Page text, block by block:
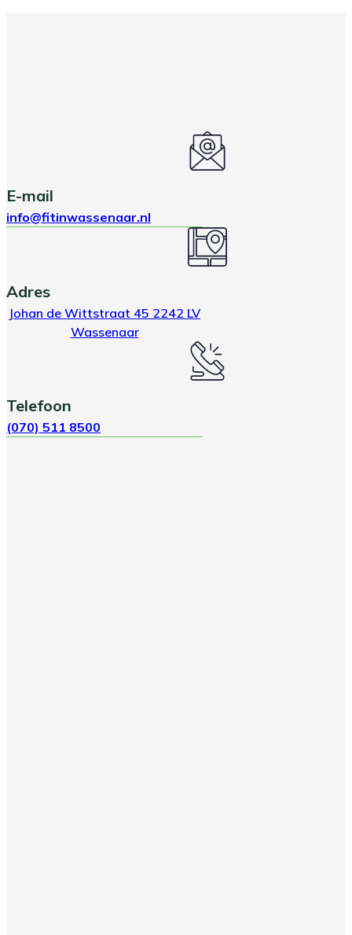
E-mail
info@fitinwassenaar.nl
Adres
Johan de Wittstraat 45 2242 LV
Wassenaar
Telefoon
(070) 511 8500